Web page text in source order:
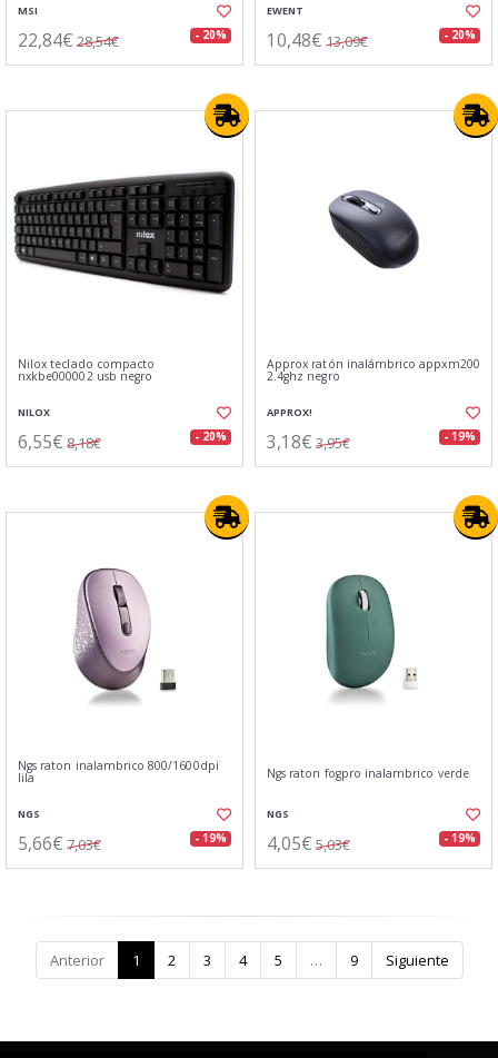
MSI
22,84€ 28,54€ - 20%
EWENT
10,48€ 13,09€ - 20%
Nilox teclado compacto
nxkbe000002 usb negro
NILOX
6,55€ 8,18€ - 20%
Approx ratón inalámbrico appxm200
2.4ghz negro
APPROX!
3,18€ 3,95€ - 19%
Ngs raton inalambrico 800/1600dpi
lila
NGS
5,66€ 7,03€ - 19%
Ngs raton fogpro inalambrico verde
NGS
4,05€ 5,03€ - 19%
Anterior 1 2 3 4 5 … 9 Siguiente